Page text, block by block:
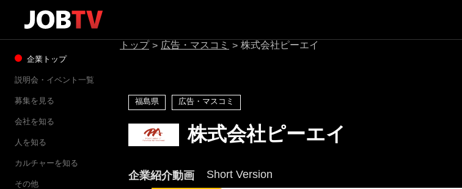
企業トップ
説明会・イベント一覧
募集を見る
会社を知る
人を知る
カルチャーを知る
その他
トップ > 広告・マスコミ > 株式会社ピーエイ
福島県 広告・マスコミ
株式会社ピーエイ
企業紹介動画 Short Version